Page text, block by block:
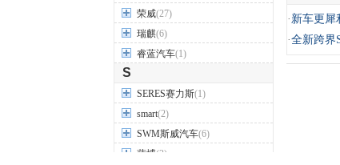
荣威(27)
瑞麒(6)
睿蓝汽车(1)
S
SERES赛力斯(1)
smart(2)
SWM斯威汽车(6)
萨博(3)
· 新车更犀
·全新跨界